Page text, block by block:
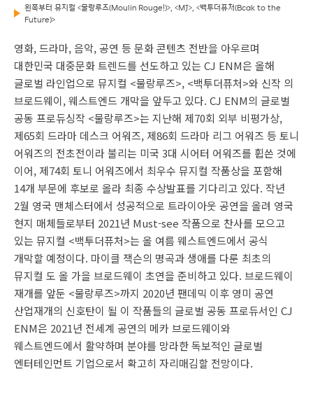
왼쪽부터 뮤지컬 <물랑루즈(Moulin Rouge!)>, <MJ>, <백투더퓨처(Bcak to the
Future)>
영화, 드라마, 음악, 공연 등 문화 콘텐츠 전반을 아우르며
대한민국 대중문화 트렌드를 선도하고 있는 CJ ENM은 올해
글로벌 라인업으로 뮤지컬 <물랑루즈>, <백투더퓨처>와 신작 의
브로드웨이, 웨스트엔드 개막을 앞두고 있다. CJ ENM의 글로벌
공동 프로듀싱작 <물랑루즈>는 지난해 제70회 외부 비평가상,
제65회 드라마 데스크 어워즈, 제86회 드라마 리그 어워즈 등 토니
어워즈의 전초전이라 불리는 미국 3대 시어터 어워즈를 휩쓴 것에
이어, 제74회 토니 어워즈에서 최우수 뮤지컬 작품상을 포함해
14개 부문에 후보로 올라 최종 수상발표를 기다리고 있다. 작년
2월 영국 맨체스터에서 성공적으로 트라이아웃 공연을 올려 영국
현지 매체들로부터 2021년 Must-see 작품으로 찬사를 모으고
있는 뮤지컬 <백투더퓨처>는 올 여름 웨스트엔드에서 공식
개막할 예정이다. 마이클 잭슨의 명곡과 생애를 다룬 최초의
뮤지컬 도 올 가을 브로드웨이 초연을 준비하고 있다. 브로드웨이
재개를 앞둔 <물랑루즈>까지 2020년 팬데믹 이후 영미 공연
산업재개의 신호탄이 될 이 작품들의 글로벌 공동 프로듀서인 CJ
ENM은 2021년 전세계 공연의 메카 브로드웨이와
웨스트엔드에서 활약하며 분야를 망라한 독보적인 글로벌
엔터테인먼트 기업으로서 확고히 자리매김할 전망이다.